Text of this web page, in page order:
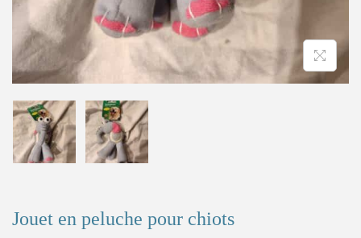
Jouet en peluche pour chiots